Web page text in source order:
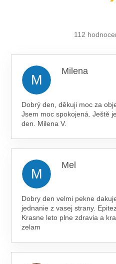
112
M
Milena
Dobrý den, děkuji moc za
Jsem moc spokojená. Ještě
den. Milena V.
M
Mel
Dobry den velmi pekne
jednanie z vasej strany.
Krasne leto plne zdravia a
zelam